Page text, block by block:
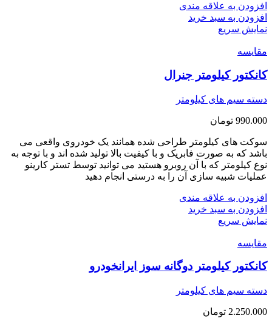
افزودن به علاقه مندی
افزودن به سبد خرید
نمایش سریع
مقايسه
کانکتور کیلومتر جنرال
دسته سیم های کیلومتر
990.000 تومان
سوکت های کیلومتر طراحی شده همانند یک خودروی واقعی می
باشد که به صورت فابریک و با کیفیت بالا تولید شده اند و با توجه به
نوع کیلومتر که با آن روبرو هستید می توانید توسط تستر کارینو
عملیات شبیه سازی آن را به درستی انجام دهید
افزودن به علاقه مندی
افزودن به سبد خرید
نمایش سریع
مقايسه
کانکتور کیلومتر دوگانه سوز ایرانخودرو
دسته سیم های کیلومتر
2.250.000 تومان